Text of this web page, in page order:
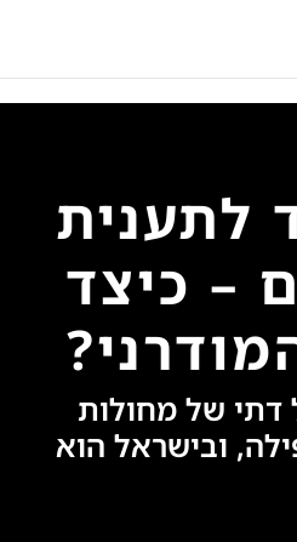
לתענית
– כיצד
דתי של מחולות
ובישראל הוא